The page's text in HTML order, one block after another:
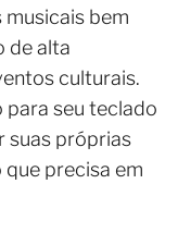
bem
de alta
culturais.
para seu teclado
suas próprias
precisa em